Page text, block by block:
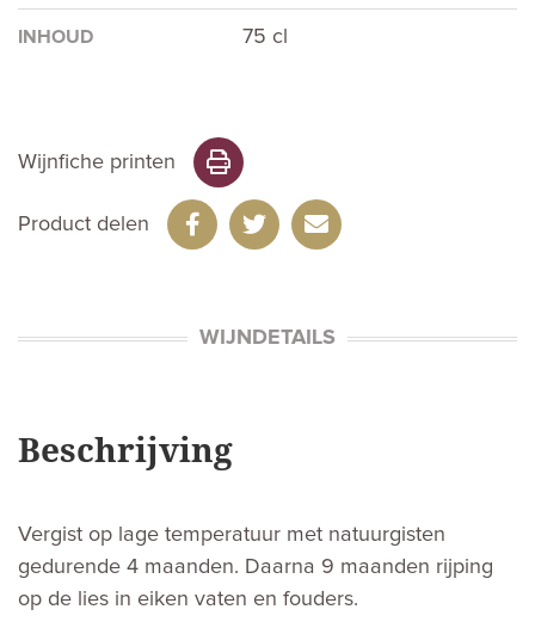
INHOUD 75 cl
Wijnfiche printen
Product delen
WIJNDETAILS
Beschrijving
Vergist op lage temperatuur met natuurgisten
gedurende 4 maanden. Daarna 9 maanden rijping
op de lies in eiken vaten en fouders.